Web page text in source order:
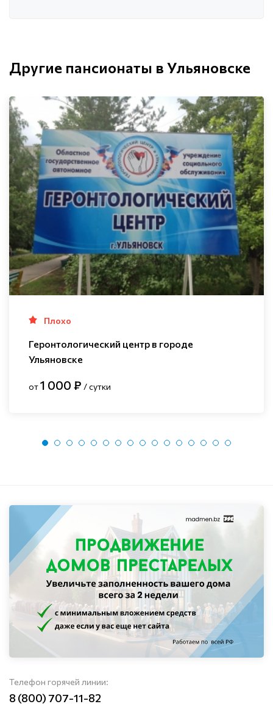
Другие пансионаты в Ульяновске
Плохо
Геронтологический центр в городе
Ульяновске
от1 000 ₽ / сутки
Телефон горячей линии:
8 (800) 707-11-82